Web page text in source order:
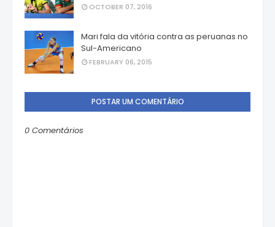
OCTOBER 07, 2016
Mari fala da vitória contra as peruanas no
Sul-Americano
FEBRUARY 06, 2015
POSTAR UM COMENTÁRIO
0 Comentários